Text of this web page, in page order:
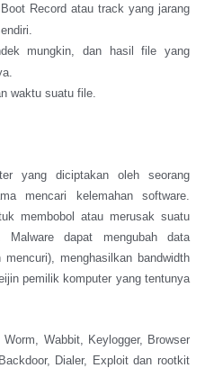
Record atau track yang jarang
mungkin, dan hasil file yang
waktu suatu file.
yang diciptakan oleh seorang
mencari kelemahan software.
membobol atau merusak suatu
dapat mengubah data
menghasilkan bandwidth
pemilik komputer yang tentunya
Wabbit, Keylogger, Browser
Dialer, Exploit dan rootkit